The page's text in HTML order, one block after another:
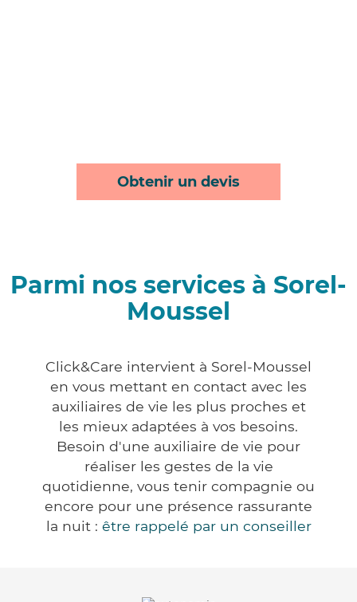
Obtenir un devis
Parmi nos services à Sorel-
Moussel
Click&Care intervient à Sorel-Moussel
en vous mettant en contact avec les
auxiliaires de vie les plus proches et
les mieux adaptées à vos besoins.
Besoin d'une auxiliaire de vie pour
réaliser les gestes de la vie
quotidienne, vous tenir compagnie ou
encore pour une présence rassurante
la nuit : être rappelé par un conseiller